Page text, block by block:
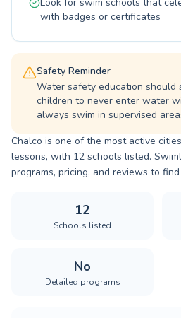
acuática inolvidable.
with badges or certificates
Safety Reminder
Water safety education should
children to never enter water
always swim in supervised
Chalco is one of the most active
lessons, with 12 schools listed.
programs, pricing, and reviews to
12
Schools listed
No
Detailed programs